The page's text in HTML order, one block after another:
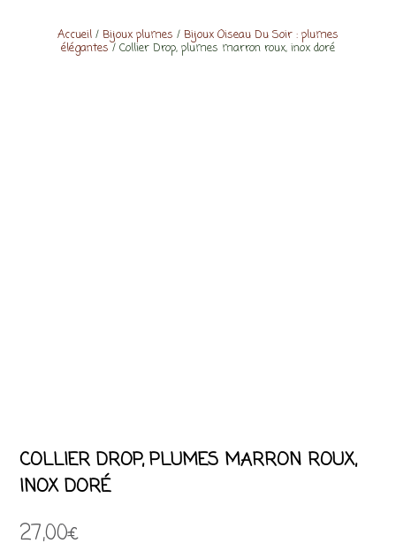
Accueil / Bijoux plumes / Bijoux Oiseau Du Soir : plumes
élégantes/ Collier Drop, plumes marron roux, inox doré
COLLIER DROP, PLUMES MARRON ROUX,
INOX DORÉ
27,00€